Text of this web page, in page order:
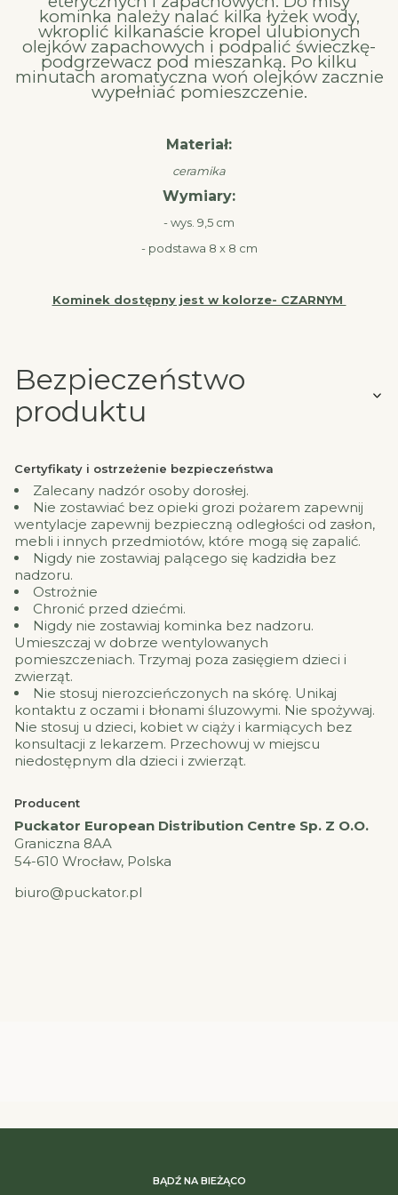
kominka należy nalać kilka łyżek wody,
wkroplić kilkanaście kropel ulubionych
olejków zapachowych i podpalić świeczkę-
podgrzewacz pod mieszanką. Po kilku
minutach aromatyczna woń olejków zacznie
wypełniać pomieszczenie.
Materiał:
ceramika
Wymiary:
- wys. 9,5 cm
- podstawa 8 x 8 cm
Kominek dostępny jest w kolorze- CZARNYM
Bezpieczeństwo
produktu
Certyfikaty i ostrzeżenie bezpieczeństwa
Zalecany nadzór osoby dorosłej.
Nie zostawiać bez opieki grozi pożarem zapewnij
wentylacje zapewnij bezpieczną odległości od zasłon,
mebli i innych przedmiotów, które mogą się zapalić.
Nigdy nie zostawiaj palącego się kadzidła bez
nadzoru.
Ostrożnie
Chronić przed dziećmi.
Nigdy nie zostawiaj kominka bez nadzoru.
Umieszczaj w dobrze wentylowanych
pomieszczeniach. Trzymaj poza zasięgiem dzieci i
zwierząt.
Nie stosuj nierozcieńczonych na skórę. Unikaj
kontaktu z oczami i błonami śluzowymi. Nie spożywaj.
Nie stosuj u dzieci, kobiet w ciąży i karmiących bez
konsultacji z lekarzem. Przechowuj w miejscu
niedostępnym dla dzieci i zwierząt.
Producent
Puckator European Distribution Centre Sp. Z O.O.
Graniczna 8AA
54-610 Wrocław, Polska
biuro@puckator.pl
BĄDŹ NA BIEŻĄCO